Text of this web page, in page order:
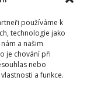
používáme k
technologie jako
a našim
je chování při
nebo
a funkce.